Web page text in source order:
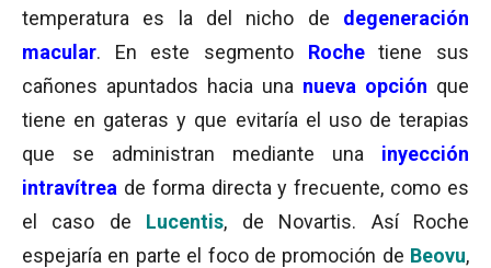
temperatura es la del nicho de degeneración
macular. En este segmento Rochetiene sus
cañones apuntados hacia una nueva opción que
tiene en gateras y que evitaría el uso de terapias
que se administran mediante una inyección
intravítrea de forma directa y frecuente, como es
el caso de Lucentis, de Novartis. Así Roche
espejaría en parte el foco de promoción de Beovu,